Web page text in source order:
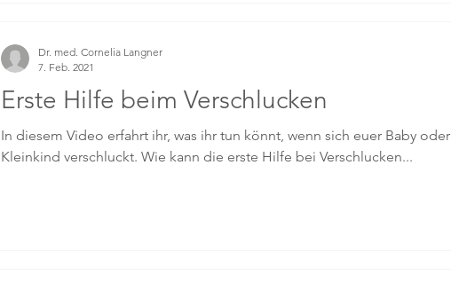
Erste Hilfe beim Verschlucken
In diesem Video erfahrt ihr, was ihr tun könnt, wenn sich euer Baby oder
Kleinkind verschluckt. Wie kann die erste Hilfe bei Verschlucken...
Dr. med. Cornelia Langner
7. Feb. 2021